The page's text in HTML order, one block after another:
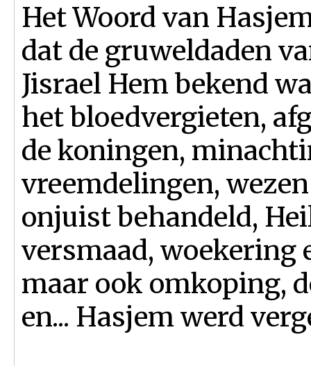
Het Woord van
dat de gruweldaden
Jisrael Hem bekend
het bloedvergieten,
de koningen,
vreemdelingen,
onjuist behandeld,
versmaad, woekering
maar ook omkoping,
en... Hasjem werd